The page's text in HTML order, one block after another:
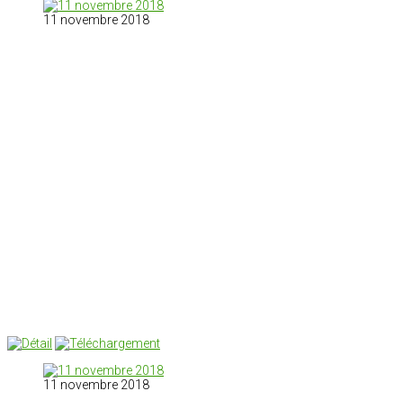
11 novembre 2018
11 novembre 2018